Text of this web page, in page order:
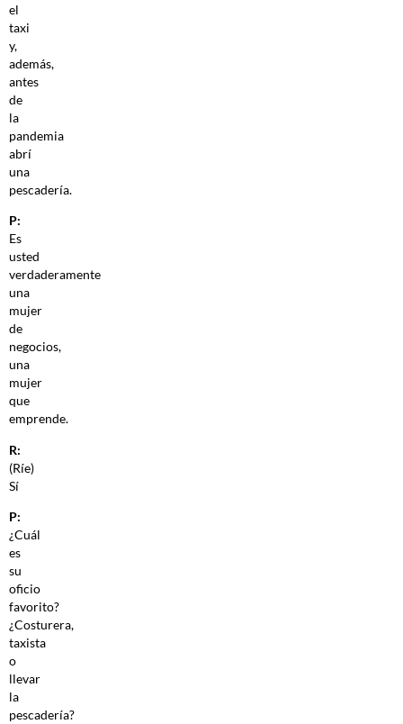
el
taxi
y,
además,
antes
de
la
pandemia
abrí
una
pescadería.
P:
Es
usted
verdaderamente
una
mujer
de
negocios,
una
mujer
que
emprende.
R:
(Ríe)
Sí
P:
¿Cuál
es
su
oficio
favorito?
¿Costurera,
taxista
o
llevar
la
pescadería?